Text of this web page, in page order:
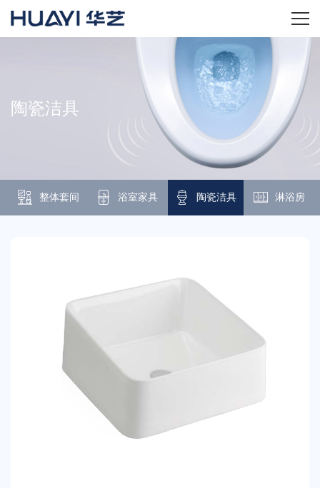
关于华艺
新闻资讯
招商加盟
天猫
陶瓷洁具
整体套间 浴室家具 陶瓷洁具 淋浴房